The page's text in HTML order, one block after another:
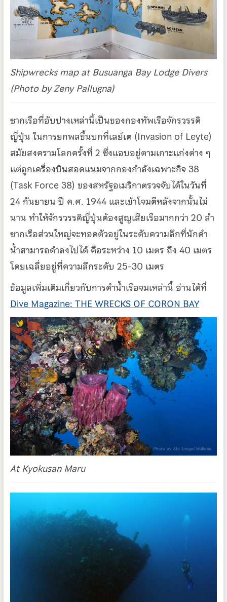
Shipwrecks map at Busuanga Bay Lodge Divers
(Photo by Zeny Pallugna)
ซากเรือที่อับปางเหล่านี้เป็นของกองทัพเรือจักรวรรดิ
ญี่ปุ่น ในการยกพลขึ้นบกที่เลย์เต (Invasion of Leyte)
สมัยสงครามโลกครั้งที่ 2 ซึ่งแอบอยู่ตามเกาะแก่งต่าง ๆ
แต่ถูกเครื่องบินสอดแนมจากกองกำลังเฉพาะกิจ 38
(Task Force 38) ของสหรัฐอเมริกาตรวจจับได้ในวันที่
24 กันยายน ปี ค.ศ. 1944 และเข้าโจมตีหลังจากนั้นไม่
นาน ทำให้จักรวรรดิญี่ปุ่นต้องสูญเสียเรือมากกว่า 20 ลำ
ซากเรือส่วนใหญ่จะทอดตัวอยู่ในระดับความลึกที่นักดำ
น้ำสามารถดำลงไปได้ คือระหว่าง 10 เมตร ถึง 40 เมตร
โดยเฉลี่ยอยู่ที่ความลึกระดับ 25-30 เมตร
ข้อมูลเพิ่มเติมเกี่ยวกับการดำน้ำเรือจมเหล่านี้ อ่านได้ที่
Dive Magazine: THE WRECKS OF CORON BAY
At Kyokusan Maru